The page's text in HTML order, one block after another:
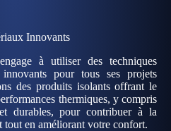
Innovants
à utiliser des techniques
pour tous ses projets
des produits isolants offrant le
thermiques, y compris
durables, pour contribuer à la
tout en améliorant votre confort.